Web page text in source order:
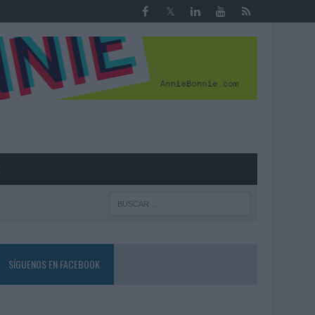
SÍGUENOS EN FACEBOOK